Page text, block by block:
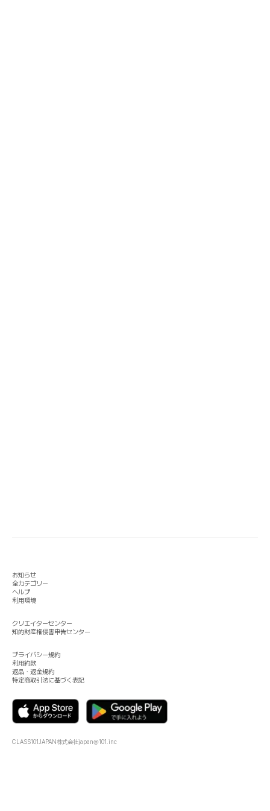
お知らせ
全カテゴリー
ヘルプ
利用環境
クリエイターセンター
知的財産権侵害申告センター
プライバシー規約
利用約款
返品・返金規約
特定商取引法に基づく表記
CLASS101JAPAN株式会社japan@101.inc